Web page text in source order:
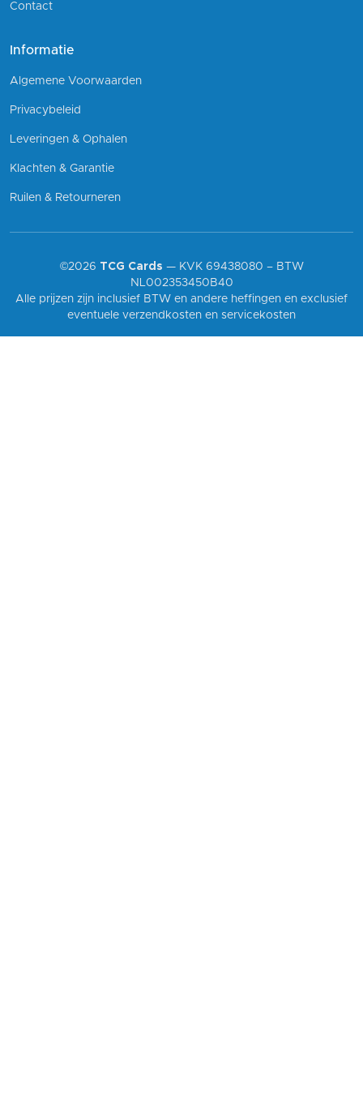
Contact
Informatie
Algemene Voorwaarden
Privacybeleid
Leveringen & Ophalen
Klachten & Garantie
Ruilen & Retourneren
©2026 TCG Cards — KVK 69438080 – BTW
NL002353450B40
Alle prijzen zijn inclusief BTW en andere heffingen en exclusief
eventuele verzendkosten en servicekosten